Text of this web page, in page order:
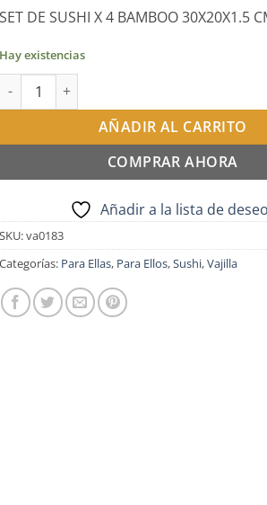
SET DE SUSHI X 4 BAMBOO 30X20X1.5
Hay existencias
de sushi para 4 bamboo 32x20cm-
AÑADIR AL CARRITO
COMPRAR AHORA
Añadir a la lista de
SKU:va0183
Categorías: Para Ellas, Para Ellos,Sushi,Vajilla